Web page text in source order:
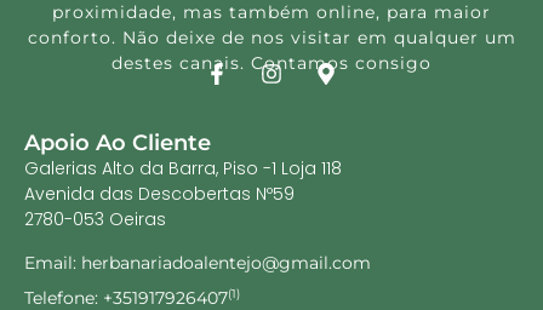
proximidade, mas também online, para maior
conforto. Não deixe de nos visitar em qualquer um
destes canais. Contamos consigo
Apoio Ao Cliente
Galerias Alto da Barra, Piso -1 Loja 118
Avenida das Descobertas Nº59
2780-053 Oeiras
Email: herbanariadoalentejo@gmail.com
Telefone: +351917926407(1)